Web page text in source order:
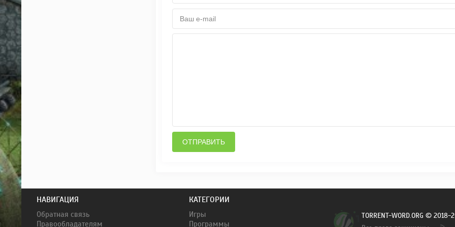
ОТПРАВИТЬ
НАВИГАЦИЯ
Обратная связь
Правообладателям
КАТЕГОРИИ
Игры
Программы
TORRENT-WORD.ORG © 2018-